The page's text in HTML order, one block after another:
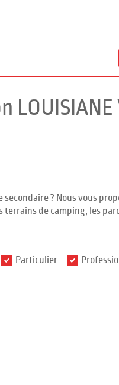
? Nous vous
terrains de camping, les
Particulier